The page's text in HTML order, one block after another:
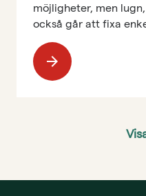
möjligheter, men
också går att fixa
arrow_forward